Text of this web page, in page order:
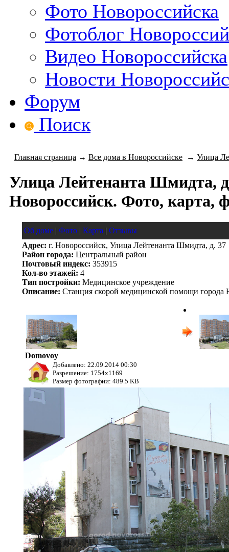
Фото Новороссийска
Фотоблог
Видео Новороссийска
Новости
Форум
Поиск
Главная страница → Все дома в Новороссийске → Улица
Улица Лейтенанта Шмидта,
Новороссийск. Фото, карта,
Об доме | Фото | Карта | Отзывы
Адрес: г. Новороссийск, Улица Лейтенанта Шмидта, д. 37
Район города: Центральный район
Почтовый индекс: 353915
Кол-во этажей: 4
Тип постройки: Медицинское учреждение
Описание: Станция скорой медицинской помощи города
Domovoy
Добавлено: 22.09.2014 00:30
Разрешение: 1754x1169
Размер фотографии: 489.5 KB